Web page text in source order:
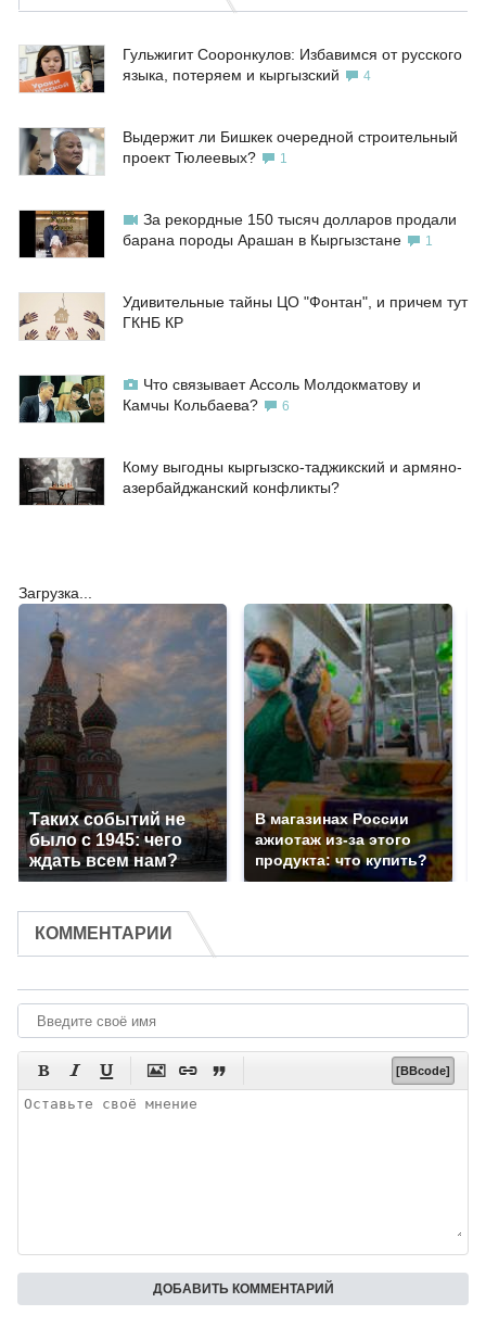
Гульжигит Сооронкулов: Избавимся от русского
языка, потеряем и кыргызский
4
Выдержит ли Бишкек очередной строительный
проект Тюлеевых?
1
За рекордные 150 тысяч долларов продали
барана породы Арашан в Кыргызстане
1
Удивительные тайны ЦО "Фонтан", и причем тут
ГКНБ КР
Что связывает Ассоль Молдокматову и
Камчы Кольбаева?
6
Кому выгодны кыргызско-таджикский и армяно-
азербайджанский конфликты?
Загрузка...
Таких событий не
было с 1945: чего
ждать всем нам?
В магазинах России
ажиотаж из-за этого
продукта: что купить?
КОММЕНТАРИИ
      [BBcode]